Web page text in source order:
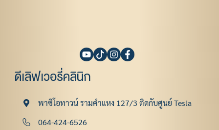
ดีเลิฟเวอรี่คลินิก
พาซิโอทาวน์ รามคําแหง 127/3 ติดกับศูนย์ Tesla
064-424-6526